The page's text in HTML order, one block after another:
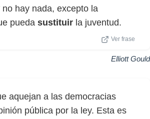
no hay nada, excepto la
pueda sustituir la juventud.
Ver frase
Elliott Gould
aquejan a las democracias
pública por la ley. Esta es